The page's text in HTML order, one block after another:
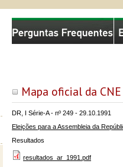
Mapa oficial da CNE
DR, I Série-A - nº 249 - 29.10.1991
Eleições para a Assembleia da
Resultados
resultados_ar_1991.pdf
Comissão Nacional de Eleições